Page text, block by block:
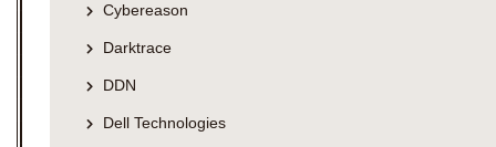
Cybereason
Darktrace
DDN
Dell Technologies